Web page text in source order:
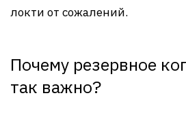
локти от сожалений.
Почему резервное
так важно?